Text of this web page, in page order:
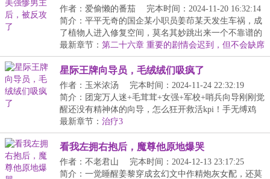
作者：爱偷懒的番茄
完本时间：2024-11-20 16:32:14
简介：平平无奇的国企某小职员姜茚某天发生车祸，成
了植物人进入修复空间，莫名其妙跳出来一个不靠谱的
系...
最新章节： 第二十六章 重要的剧情会迟到，但不会缺席
星际王牌向导员，毛绒绒们吸疯了
作者：玉米浓汤
完本时间：2024-11-24 22:32:19
简介：团宠万人迷+毛茸茸+女强+军校+哨兵向导刚刚觉
醒还没有精神体的向导，怎么狂开救活kpi！手无缚鸡
之...
最新章节： 治疗3
看我左拥右抱后，魔尊他原地爆哭
作者：不老君山
完本时间：2024-12-13 23:17:25
简介：一觉睡醒姜黎穿成玄幻文中作精炮灰女配，还莫